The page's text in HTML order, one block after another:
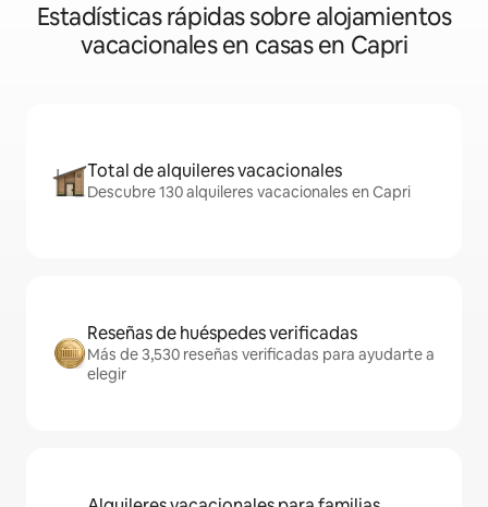
Estadísticas rápidas sobre alojamientos
vacacionales en casas en Capri
Total de alquileres vacacionales
Descubre 130 alquileres vacacionales en Capri
Reseñas de huéspedes verificadas
Más de 3,530 reseñas verificadas para ayudarte a
elegir